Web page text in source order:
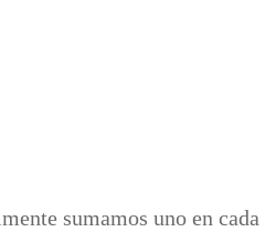
sumamos uno en